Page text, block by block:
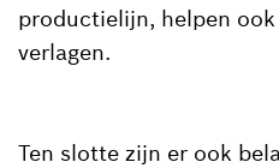
productielijn, helpen
verlagen.
Ten slotte zijn er ook